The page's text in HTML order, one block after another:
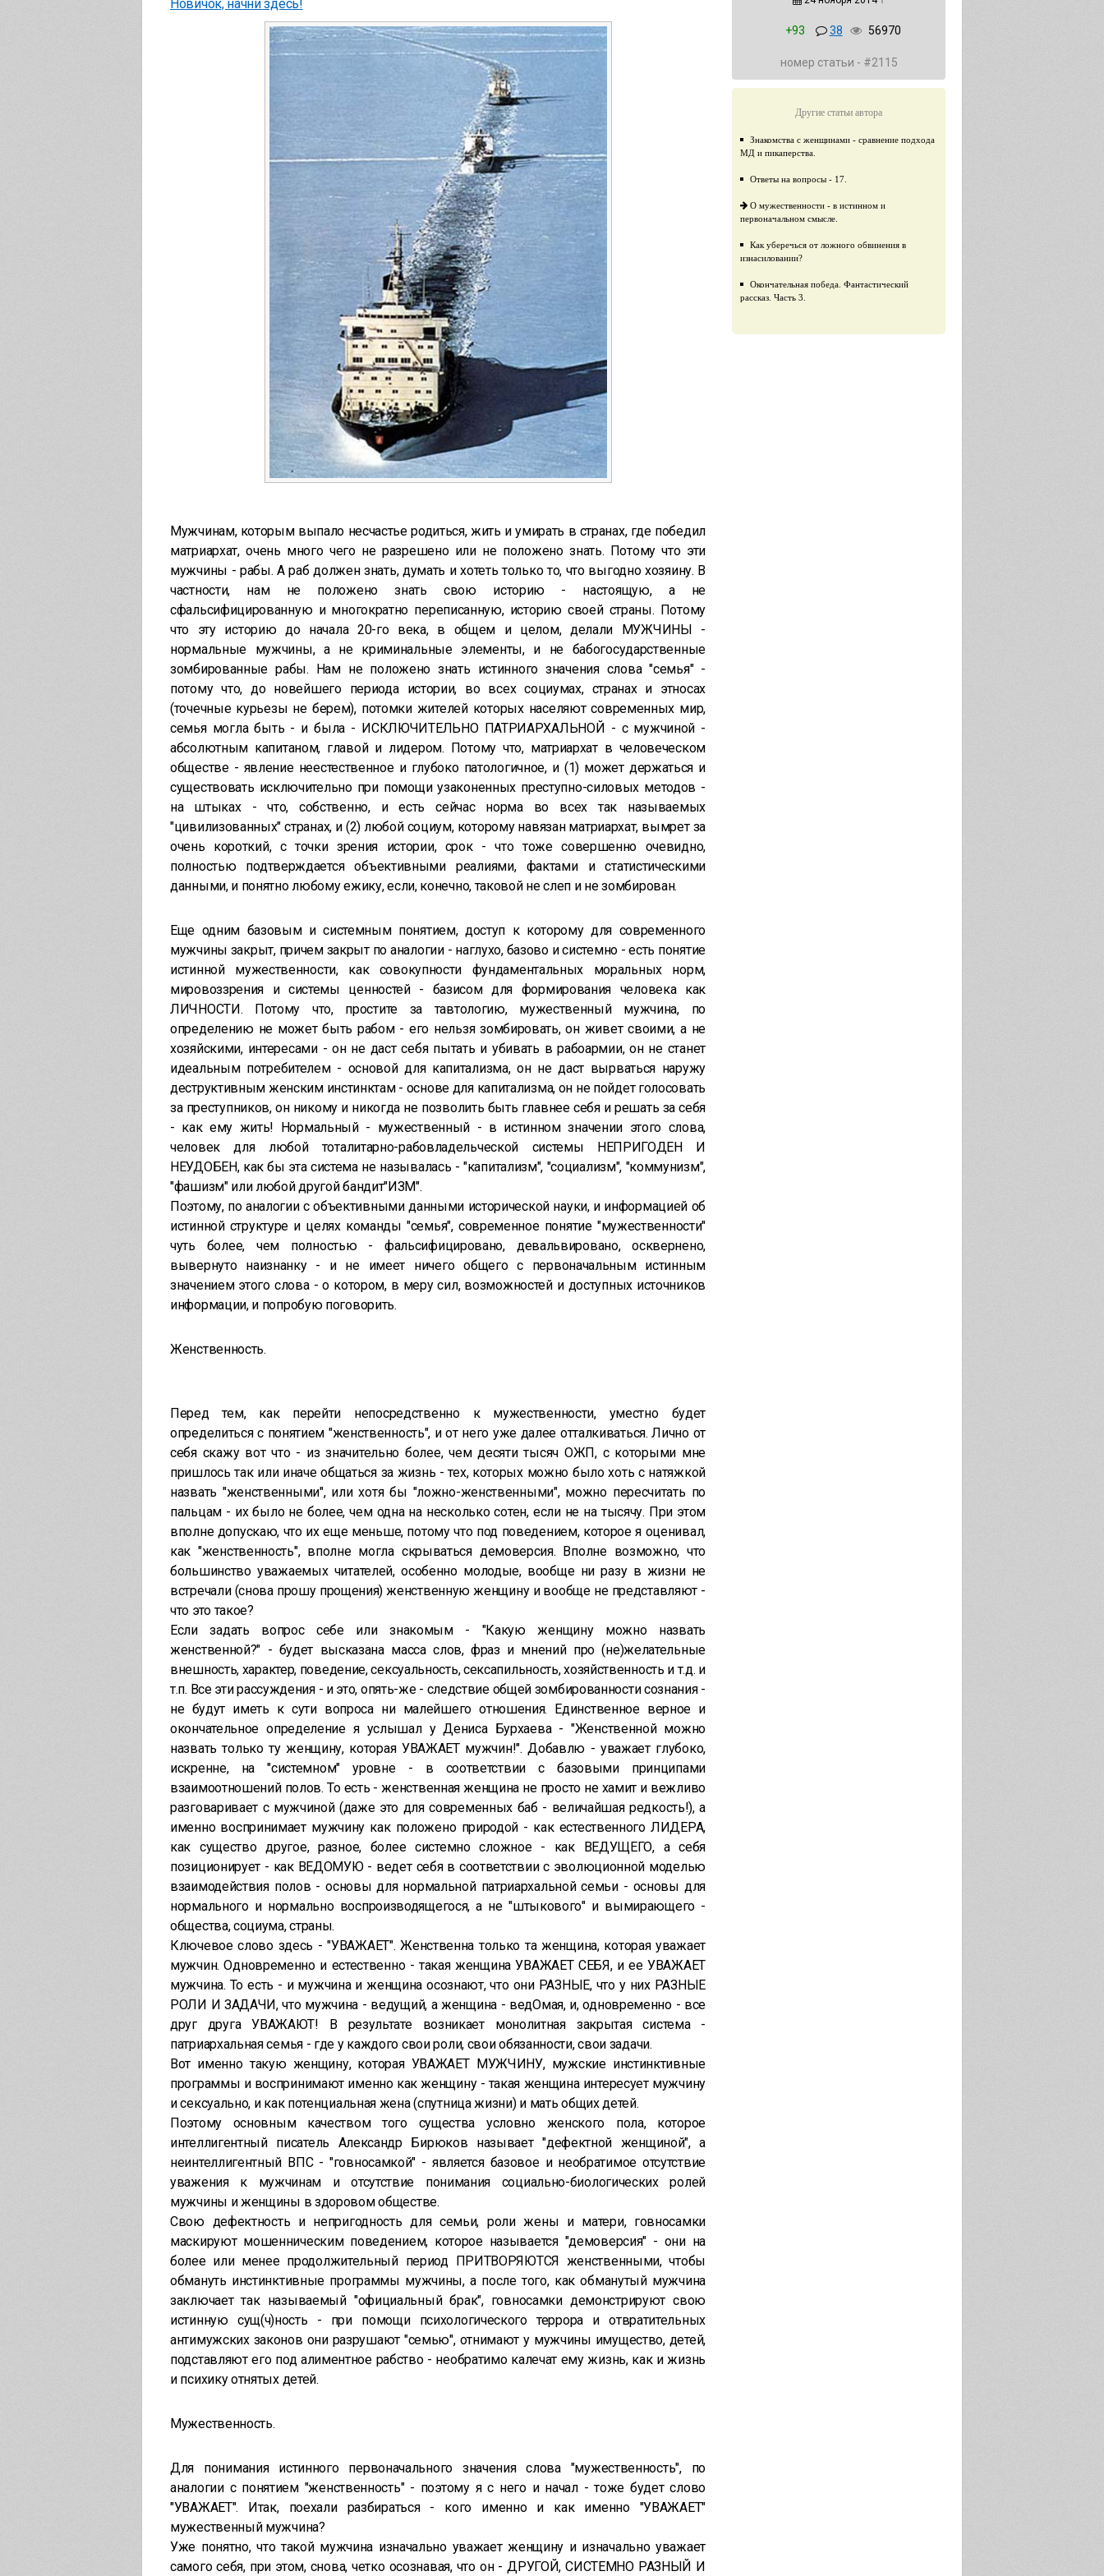
Новичок, начни здесь!
Мужчинам, которым выпало несчастье родиться, жить и умирать в странах, где победил
матриархат, очень много чего не разрешено или не положено знать. Потому что эти
мужчины - рабы. А раб должен знать, думать и хотеть только то, что выгодно хозяину. В
частности, нам не положено знать свою историю - настоящую, а не
сфальсифицированную и многократно переписанную, историю своей страны. Потому
что эту историю до начала 20-го века, в общем и целом, делали МУЖЧИНЫ -
нормальные мужчины, а не криминальные элементы, и не бабогосударственные
зомбированные рабы. Нам не положено знать истинного значения слова "семья" -
потому что, до новейшего периода истории, во всех социумах, странах и этносах
(точечные курьезы не берем), потомки жителей которых населяют современных мир,
семья могла быть - и была - ИСКЛЮЧИТЕЛЬНО ПАТРИАРХАЛЬНОЙ - с мужчиной -
абсолютным капитаном, главой и лидером. Потому что, матриархат в человеческом
обществе - явление неестественное и глубоко патологичное, и (1) может держаться и
существовать исключительно при помощи узаконенных преступно-силовых методов -
на штыках - что, собственно, и есть сейчас норма во всех так называемых
"цивилизованных" странах, и (2) любой социум, которому навязан матриархат, вымрет за
очень короткий, с точки зрения истории, срок - что тоже совершенно очевидно,
полностью подтверждается объективными реалиями, фактами и статистическими
данными, и понятно любому ежику, если, конечно, таковой не слеп и не зомбирован.
Еще одним базовым и системным понятием, доступ к которому для современного
мужчины закрыт, причем закрыт по аналогии - наглухо, базово и системно - есть понятие
истинной мужественности, как совокупности фундаментальных моральных норм,
мировоззрения и системы ценностей - базисом для формирования человека как
ЛИЧНОСТИ. Потому что, простите за тавтологию, мужественный мужчина, по
определению не может быть рабом - его нельзя зомбировать, он живет своими, а не
хозяйскими, интересами - он не даст себя пытать и убивать в рабоармии, он не станет
идеальным потребителем - основой для капитализма, он не даст вырваться наружу
деструктивным женским инстинктам - основе для капитализма, он не пойдет голосовать
за преступников, он никому и никогда не позволить быть главнее себя и решать за себя
- как ему жить! Нормальный - мужественный - в истинном значении этого слова,
человек для любой тоталитарно-рабовладельческой системы НЕПРИГОДЕН И
НЕУДОБЕН, как бы эта система не называлась - "капитализм", "социализм", "коммунизм",
"фашизм" или любой другой бандит"ИЗМ".
Поэтому, по аналогии с объективными данными исторической науки, и информацией об
истинной структуре и целях команды "семья", современное понятие "мужественности"
чуть более, чем полностью - фальсифицировано, девальвировано, осквернено,
вывернуто наизнанку - и не имеет ничего общего с первоначальным истинным
значением этого слова - о котором, в меру сил, возможностей и доступных источников
информации, и попробую поговорить.
Женственность.
Перед тем, как перейти непосредственно к мужественности, уместно будет
определиться с понятием "женственность", и от него уже далее отталкиваться. Лично от
себя скажу вот что - из значительно более, чем десяти тысяч ОЖП, с которыми мне
пришлось так или иначе общаться за жизнь - тех, которых можно было хоть с натяжкой
назвать "женственными", или хотя бы "ложно-женственными", можно пересчитать по
пальцам - их было не более, чем одна на несколько сотен, если не на тысячу. При этом
вполне допускаю, что их еще меньше, потому что под поведением, которое я оценивал,
как "женственность", вполне могла скрываться демоверсия. Вполне возможно, что
большинство уважаемых читателей, особенно молодые, вообще ни разу в жизни не
встречали (снова прошу прощения) женственную женщину и вообще не представляют -
что это такое?
Если задать вопрос себе или знакомым - "Какую женщину можно назвать
женственной?" - будет высказана масса слов, фраз и мнений про (не)желательные
внешность, характер, поведение, сексуальность, сексапильность, хозяйственность и т.д. и
т.п. Все эти рассуждения - и это, опять-же - следствие общей зомбированности сознания -
не будут иметь к сути вопроса ни малейшего отношения. Единственное верное и
окончательное определение я услышал у Дениса Бурхаева - "Женственной можно
назвать только ту женщину, которая УВАЖАЕТ мужчин!". Добавлю - уважает глубоко,
искренне, на "системном" уровне - в соответствии с базовыми принципами
взаимоотношений полов. То есть - женственная женщина не просто не хамит и вежливо
разговаривает с мужчиной (даже это для современных баб - величайшая редкость!), а
именно воспринимает мужчину как положено природой - как естественного ЛИДЕРА,
как существо другое, разное, более системно сложное - как ВЕДУЩЕГО, а себя
позиционирует - как ВЕДОМУЮ - ведет себя в соответствии с эволюционной моделью
взаимодействия полов - основы для нормальной патриархальной семьи - основы для
нормального и нормально воспроизводящегося, а не "штыкового" и вымирающего -
общества, социума, страны.
Ключевое слово здесь - "УВАЖАЕТ". Женственна только та женщина, которая уважает
мужчин. Одновременно и естественно - такая женщина УВАЖАЕТ СЕБЯ, и ее УВАЖАЕТ
мужчина. То есть - и мужчина и женщина осознают, что они РАЗНЫЕ, что у них РАЗНЫЕ
РОЛИ И ЗАДАЧИ, что мужчина - ведущий, а женщина - ведОмая, и, одновременно - все
друг друга УВАЖАЮТ! В результате возникает монолитная закрытая система -
патриархальная семья - где у каждого свои роли, свои обязанности, свои задачи.
Вот именно такую женщину, которая УВАЖАЕТ МУЖЧИНУ, мужские инстинктивные
программы и воспринимают именно как женщину - такая женщина интересует мужчину
и сексуально, и как потенциальная жена (спутница жизни) и мать общих детей.
Поэтому основным качеством того существа условно женского пола, которое
интеллигентный писатель Александр Бирюков называет "дефектной женщиной", а
неинтеллигентный ВПС - "говносамкой" - является базовое и необратимое отсутствие
уважения к мужчинам и отсутствие понимания социально-биологических ролей
мужчины и женщины в здоровом обществе.
Свою дефектность и непригодность для семьи, роли жены и матери, говносамки
маскируют мошенническим поведением, которое называется "демоверсия" - они на
более или менее продолжительный период ПРИТВОРЯЮТСЯ женственными, чтобы
обмануть инстинктивные программы мужчины, а после того, как обманутый мужчина
заключает так называемый "официальный брак", говносамки демонстрируют свою
истинную сущ(ч)ность - при помощи психологического террора и отвратительных
антимужских законов они разрушают "семью", отнимают у мужчины имущество, детей,
подставляют его под алиментное рабство - необратимо калечат ему жизнь, как и жизнь
и психику отнятых детей.
Мужественность.
Для понимания истинного первоначального значения слова "мужественность", по
аналогии с понятием "женственность" - поэтому я с него и начал - тоже будет слово
"УВАЖАЕТ". Итак, поехали разбираться - кого именно и как именно "УВАЖАЕТ"
мужественный мужчина?
Уже понятно, что такой мужчина изначально уважает женщину и изначально уважает
самого себя, при этом, снова, четко осознавая, что он - ДРУГОЙ, СИСТЕМНО РАЗНЫЙ И
+93 38 56970
номер статьи - #2115
Другие статьи автора
Знакомства с женщинами - сравнение подхода
МД и пикаперства.
Ответы на вопросы - 17.
О мужественности - в истинном и
первоначальном смысле.
Как уберечься от ложного обвинения в
изнасиловании?
Окончательная победа. Фантастический
рассказ. Часть 3.